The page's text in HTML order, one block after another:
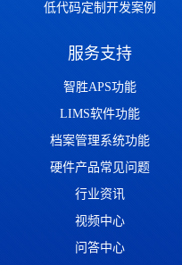
低代码定制开发案例
服务支持
智胜APS功能
LIMS软件功能
档案管理系统功能
硬件产品常见问题
行业资讯
视频中心
问答中心